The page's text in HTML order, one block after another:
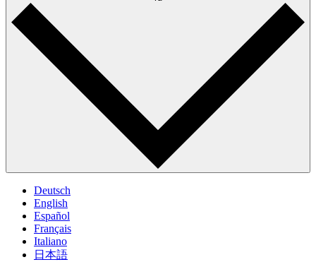
Deutsch
English
Español
Français
Italiano
日本語